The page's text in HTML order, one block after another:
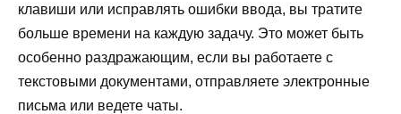
клавиши или исправлять ошибки ввода, вы тратите
больше времени на каждую задачу. Это может быть
особенно раздражающим, если вы работаете с
текстовыми документами, отправляете электронные
письма или ведете чаты.